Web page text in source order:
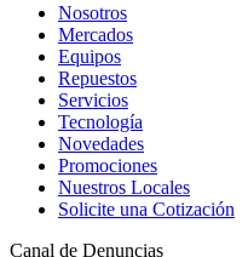
Nosotros
Mercados
Equipos
Repuestos
Servicios
Tecnología
Novedades
Promociones
Nuestros Locales
Solicite una Cotización
Canal de Denuncias